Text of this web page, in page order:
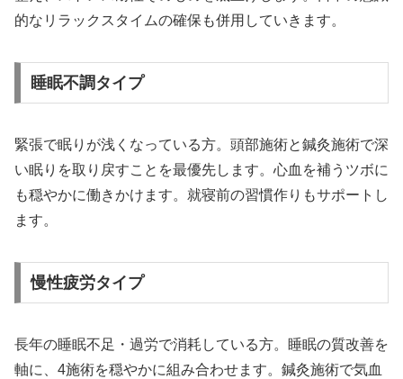
的なリラックスタイムの確保も併用していきます。
睡眠不調タイプ
緊張で眠りが浅くなっている方。頭部施術と鍼灸施術で深
い眠りを取り戻すことを最優先します。心血を補うツボに
も穏やかに働きかけます。就寝前の習慣作りもサポートし
ます。
慢性疲労タイプ
長年の睡眠不足・過労で消耗している方。睡眠の質改善を
軸に、4施術を穏やかに組み合わせます。鍼灸施術で気血